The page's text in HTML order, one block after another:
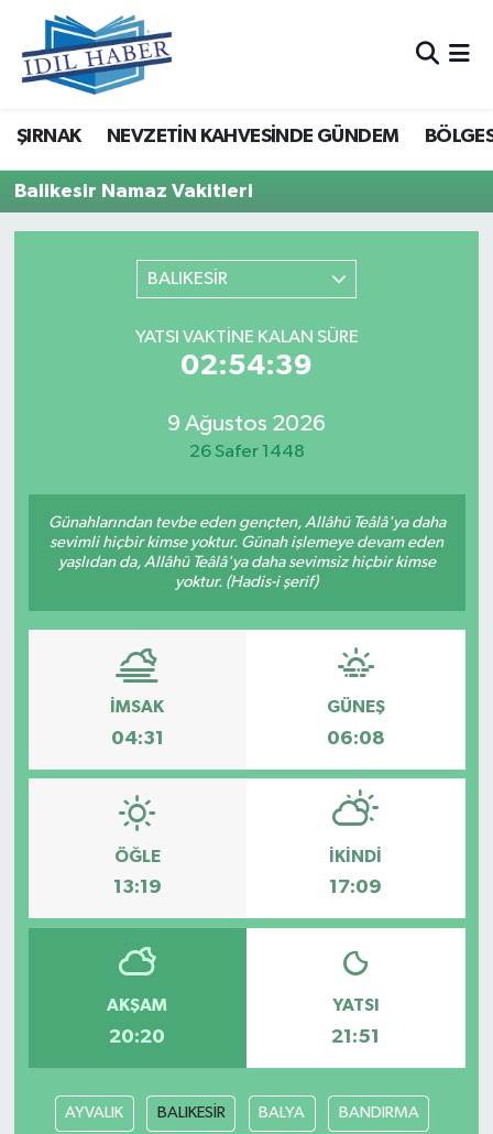
ŞIRNAK NEVZETİN KAHVESİNDE GÜNDEM
Balikesir Namaz Vakitleri
BALIKESİR
YATSI VAKTINE KALAN SÜRE
02:54:39
9 Ağustos 2026
26 Safer 1448
Günahlarından tevbe eden gençten, Allâhü Teâlâ'ya daha
sevimli hiçbir kimse yoktur. Günah işlemeye devam eden
yaşlıdan da, Allâhü Teâlâ'ya daha sevimsiz hiçbir kimse
yoktur. (Hadis-i şerif)
İMSAK
04:31
GÜNEŞ
06:08
ÖĞLE
13:19
İKINDI
17:09
AKŞAM
20:20
YATSI
21:51
AYVALIK BALIKESİR BALYA BANDIRMA
Nöbetçi Eczaneler
Hava Durumu
Trafik Durumu
Son Dakika Haberleri